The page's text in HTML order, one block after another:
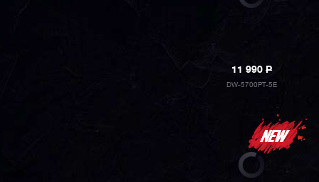
11 990P
DW-5700PT-5E